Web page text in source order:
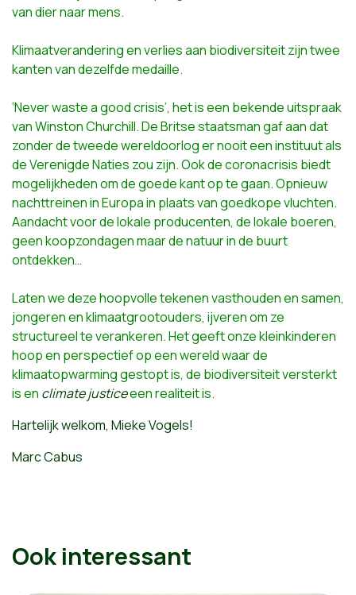
van dier naar mens.
Klimaatverandering en verlies aan biodiversiteit zijn twee
kanten van dezelfde medaille.
‘Never waste a good crisis’, het is een bekende uitspraak
van Winston Churchill. De Britse staatsman gaf aan dat
zonder de tweede wereldoorlog er nooit een instituut als
de Verenigde Naties zou zijn. Ook de coronacrisis biedt
mogelijkheden om de goede kant op te gaan. Opnieuw
nachttreinen in Europa in plaats van goedkope vluchten.
Aandacht voor de lokale producenten, de lokale boeren,
geen koopzondagen maar de natuur in de buurt
ontdekken…
Laten we deze hoopvolle tekenen vasthouden en samen,
jongeren en klimaatgrootouders, ijveren om ze
structureel te verankeren. Het geeft onze kleinkinderen
hoop en perspectief op een wereld waar de
klimaatopwarming gestopt is, de biodiversiteit versterkt
is en climate justiceeen realiteit is.
Hartelijk welkom, Mieke Vogels!
Marc Cabus
Ook interessant